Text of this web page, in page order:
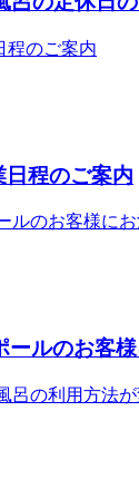
日程のご案内
ルのお客